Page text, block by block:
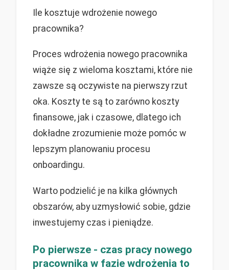
Ile kosztuje wdrożenie nowego
pracownika?
Proces wdrożenia nowego pracownika
wiąże się z wieloma kosztami, które nie
zawsze są oczywiste na pierwszy rzut
oka. Koszty te są to zarówno koszty
finansowe, jak i czasowe, dlatego ich
dokładne zrozumienie może pomóc w
lepszym planowaniu procesu
onboardingu.
Warto podzielić je na kilka głównych
obszarów, aby uzmysłowić sobie, gdzie
inwestujemy czas i pieniądze.
Po pierwsze - czas pracy nowego
pracownika w fazie wdrożenia to